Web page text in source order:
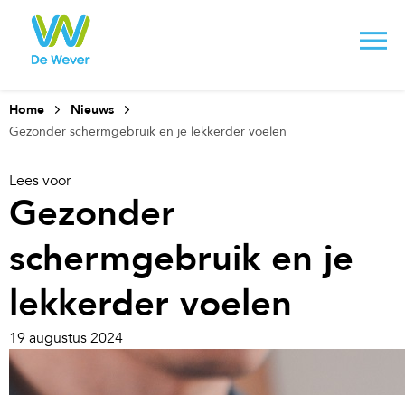
Home
Nieuws
Gezonder schermgebruik en je lekkerder voelen
Lees voor
Gezonder
schermgebruik en je
lekkerder voelen
19 augustus 2024